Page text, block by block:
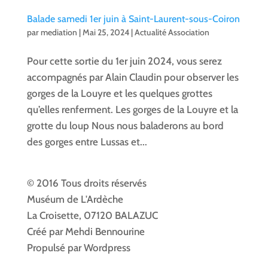
Balade samedi 1er juin à Saint-Laurent-sous-Coiron
parmediation |Mai 25, 2024|Actualité Association
Pour cette sortie du 1er juin 2024, vous serez
accompagnés par Alain Claudin pour observer les
gorges de la Louyre et les quelques grottes
qu’elles renferment. Les gorges de la Louyre et la
grotte du loup Nous nous baladerons au bord
des gorges entre Lussas et...
© 2016 Tous droits réservés
Muséum de L'Ardèche
La Croisette, 07120 BALAZUC
Créé par Mehdi Bennourine
Propulsé par Wordpress